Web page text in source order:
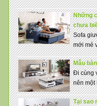
Những
chưa
Sofa
mới mẻ
Mẫu
Đi cùng
nên một
Tại sao